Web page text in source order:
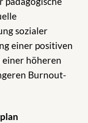
sozialer
einer positiven
einer höheren
Burnout-